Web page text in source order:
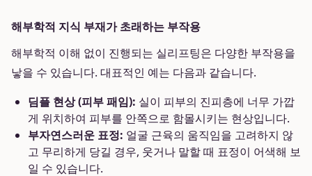
해부학적 지식 부재가 초래하는 부작용
해부학적 이해 없이 진행되는 실리프팅은 다양한 부작용을
낳을 수 있습니다. 대표적인 예는 다음과 같습니다.
딤플 현상 (피부 패임): 실이 피부의 진피층에 너무 가깝
게 위치하여 피부를 안쪽으로 함몰시키는 현상입니다.
부자연스러운 표정: 얼굴 근육의 움직임을 고려하지 않
고 무리하게 당길 경우, 웃거나 말할 때 표정이 어색해 보
일 수 있습니다.